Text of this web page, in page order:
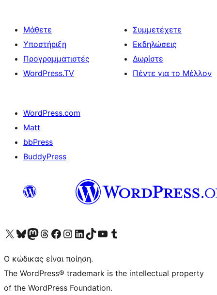
Μάθετε
Υποστήριξη
Προγραμματιστές
WordPress.TV
Συμμετέχετε
Εκδηλώσεις
Δωρίστε
Πέντε για το Μέλλον
WordPress.com
Matt
bbPress
BuddyPress
Visit our X (formerly Twitter) account
Visit our Bluesky account
Επισκεφθείτε τον λογαριασμό μας στο Mastodon
Visit our Threads account
Επισκεφτείτε τη σελίδα μας στο Facebook
Επισκεφθείτε τον λογαριασμό μας Instagram
Επισκεφθείτε τον λογαριασμό μας LinkedIn
Visit our TikTok account
Visit our YouTube channel
Visit our Tumblr account
Ο κώδικας είναι ποίηση.
The WordPress® trademark is the intellectual property
of the WordPress Foundation.